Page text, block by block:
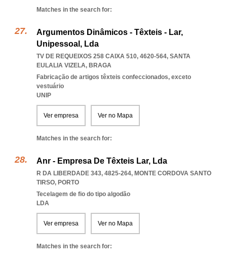
Matches in the search for:
Argumentos Dinâmicos - Têxteis - Lar,
Unipessoal, Lda
TV DE REQUEIXOS 258 CAIXA 510, 4620-564, SANTA
EULALIA VIZELA, BRAGA
Fabricação de artigos têxteis confeccionados, exceto
vestuário
UNIP
Ver empresa Ver no Mapa
Matches in the search for:
Anr - Empresa De Têxteis Lar, Lda
R DA LIBERDADE 343, 4825-264, MONTE CORDOVA SANTO
TIRSO, PORTO
Tecelagem de fio do tipo algodão
LDA
Ver empresa Ver no Mapa
Matches in the search for: